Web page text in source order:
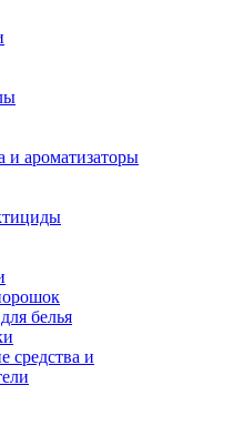
и ароматизаторы
белья
средства и